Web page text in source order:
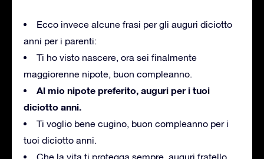
Ecco invece alcune frasi per gli auguri diciotto
anni per i parenti:
Ti ho visto nascere, ora sei finalmente
maggiorenne nipote, buon compleanno.
Al mio nipote preferito, auguri per i tuoi
diciotto anni.
Ti voglio bene cugino, buon compleanno per i
tuoi diciotto anni.
Che la vita ti protegga sempre, auguri fratello